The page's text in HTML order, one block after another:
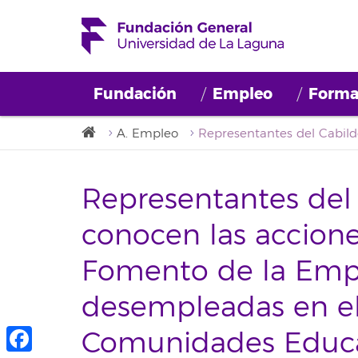
Fundación Empleo
A. Empleo
Representantes
conocen las
Fomento de la
desempleadas en
Comunidades